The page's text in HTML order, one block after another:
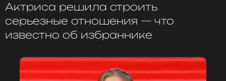
ССЫЛКА
Актриса решила строить
серьезные отношения — что
известно об избраннике